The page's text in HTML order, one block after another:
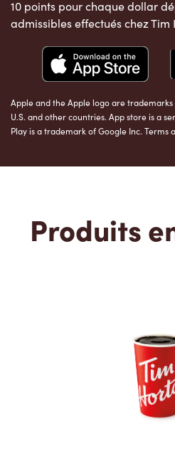
10 points pour chaque dollar
admissibles effectués chez Tim
Apple and the Apple logo are
U.S. and other countries. App store is a
Play is a trademark of Google Inc. Terms
Produits